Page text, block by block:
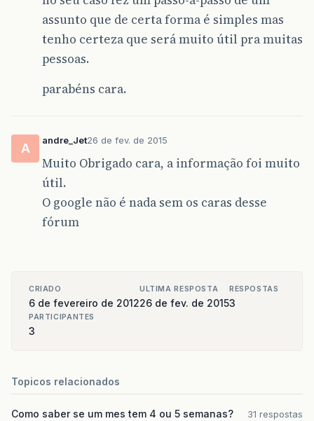
assunto que de certa forma é simples mas
tenho certeza que será muito útil pra muitas
pessoas.
parabéns cara.
A
andre_Jet26 de fev. de 2015
Muito Obrigado cara, a informação foi muito
útil.
O google não é nada sem os caras desse
fórum
CRIADO
6 de fevereiro de 2012
ULTIMA RESPOSTA
26 de fev. de 2015
RESPOSTAS
3
PARTICIPANTES
3
Topicos relacionados
Como saber se um mes tem 4 ou 5 semanas?
31 respostas